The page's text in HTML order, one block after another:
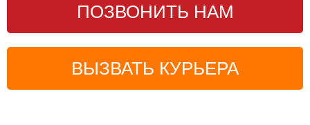
ПОЗВОНИТЬ НАМ
ВЫЗВАТЬ КУРЬЕРА